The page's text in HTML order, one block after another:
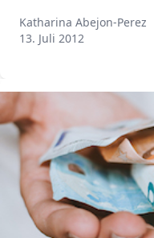
Katharina Abejon-Perez
Katharina Abejon-Perez
13. Juli 2012